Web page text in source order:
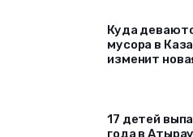
Куда
мусора в
изменит
17 детей
года в Атырау